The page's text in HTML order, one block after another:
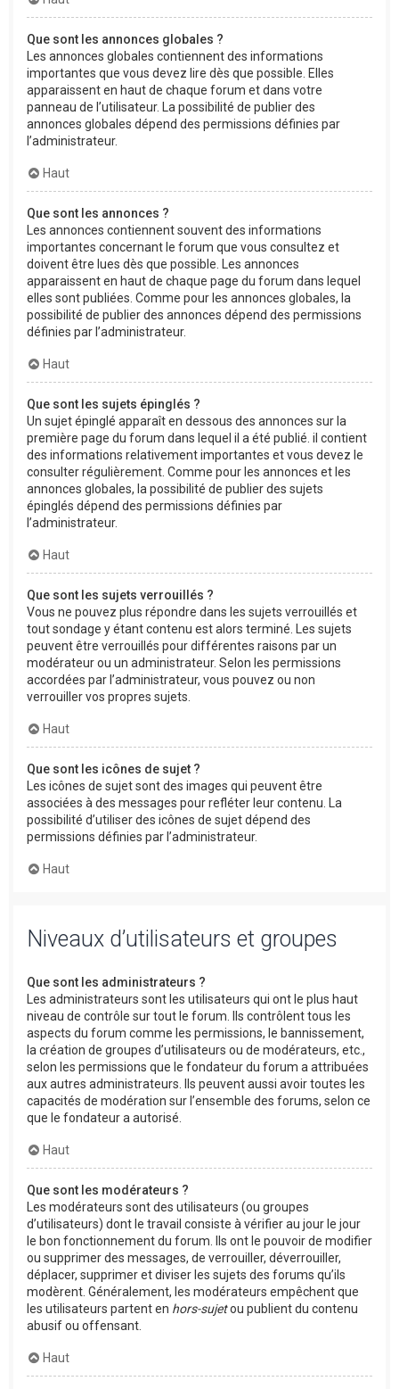
Que sont les annonces globales ?
Les annonces globales contiennent des informations
importantes que vous devez lire dès que possible. Elles
apparaissent en haut de chaque forum et dans votre
panneau de l’utilisateur. La possibilité de publier des
annonces globales dépend des permissions définies par
l’administrateur.
Haut
Que sont les annonces ?
Les annonces contiennent souvent des informations
importantes concernant le forum que vous consultez et
doivent être lues dès que possible. Les annonces
apparaissent en haut de chaque page du forum dans lequel
elles sont publiées. Comme pour les annonces globales, la
possibilité de publier des annonces dépend des permissions
définies par l’administrateur.
Haut
Que sont les sujets épinglés ?
Un sujet épinglé apparaît en dessous des annonces sur la
première page du forum dans lequel il a été publié. il contient
des informations relativement importantes et vous devez le
consulter régulièrement. Comme pour les annonces et les
annonces globales, la possibilité de publier des sujets
épinglés dépend des permissions définies par
l’administrateur.
Haut
Que sont les sujets verrouillés ?
Vous ne pouvez plus répondre dans les sujets verrouillés et
tout sondage y étant contenu est alors terminé. Les sujets
peuvent être verrouillés pour différentes raisons par un
modérateur ou un administrateur. Selon les permissions
accordées par l’administrateur, vous pouvez ou non
verrouiller vos propres sujets.
Haut
Que sont les icônes de sujet ?
Les icônes de sujet sont des images qui peuvent être
associées à des messages pour refléter leur contenu. La
possibilité d’utiliser des icônes de sujet dépend des
permissions définies par l’administrateur.
Haut
Niveaux d’utilisateurs et groupes
Que sont les administrateurs ?
Les administrateurs sont les utilisateurs qui ont le plus haut
niveau de contrôle sur tout le forum. Ils contrôlent tous les
aspects du forum comme les permissions, le bannissement,
la création de groupes d’utilisateurs ou de modérateurs, etc.,
selon les permissions que le fondateur du forum a attribuées
aux autres administrateurs. Ils peuvent aussi avoir toutes les
capacités de modération sur l’ensemble des forums, selon ce
que le fondateur a autorisé.
Haut
Que sont les modérateurs ?
Les modérateurs sont des utilisateurs (ou groupes
d’utilisateurs) dont le travail consiste à vérifier au jour le jour
le bon fonctionnement du forum. Ils ont le pouvoir de modifier
ou supprimer des messages, de verrouiller, déverrouiller,
déplacer, supprimer et diviser les sujets des forums qu’ils
modèrent. Généralement, les modérateurs empêchent que
les utilisateurs partent en hors-sujetou publient du contenu
abusif ou offensant.
Haut